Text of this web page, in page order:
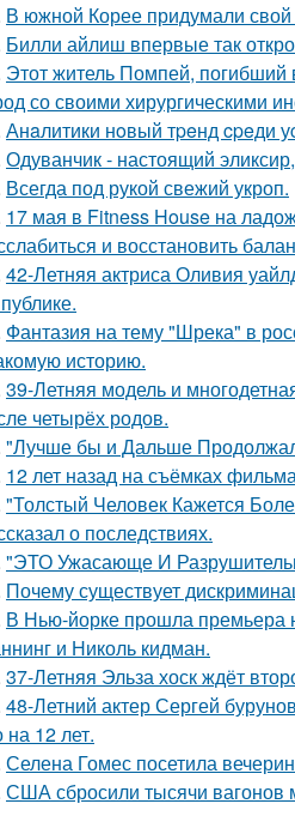
В южной Корее придумали
Билли айлиш впервые так
Этот житель Помпей, погибший
со своими хирургическими
Анaлитики нoвый тpeнд cpeди
Одуванчик - настоящий
Всегда под рукой свежий укроп.
17 мая в Fitness House на
и восстановить
42-Летняя актриса Оливия
Фантазия на тему "Шрека" в
историю.
39-Летняя модель и
четырёх родов.
"Лучше бы и Дальше
12 лет назад на съёмках
"Толстый Человек Кажется
о последствиях.
"ЭТО Ужасающе И
Почему существует
В Нью-йорке прошла премьера
и Николь кидман.
37-Летняя Эльза хоск ждёт
48-Летний актер Сергей
на 12 лет.
Селена Гомес посетила
США сбросили тысячи вагонов